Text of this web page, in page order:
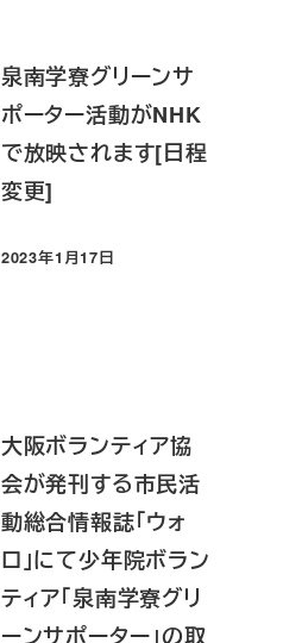
泉南学寮グリーンサ
ポーター活動がNHK
で放映されます[日程
変更]
投稿日
2023年1月17日
大阪ボランティア協
会が発刊する市民活
動総合情報誌「ウォ
ロ」にて少年院ボラン
ティア「泉南学寮グリ
ーンサポーター」の取